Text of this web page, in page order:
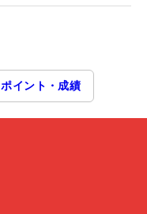
ポイント・成績